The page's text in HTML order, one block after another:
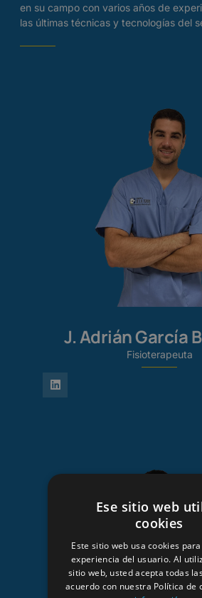
en su campo con varios años de
las últimas técnicas y tecnologías del
J. Adrián García
Fisioterapeuta
Ese sitio web
cookies
Este sitio web usa cookies
experiencia del usuario. Al
sitio web, usted acepta todas
acuerdo con nuestra Política de